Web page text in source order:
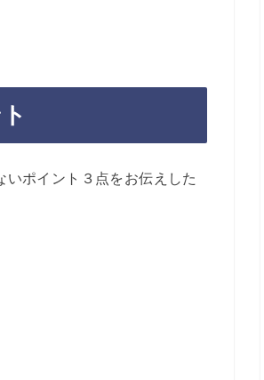
ポイント３点をお伝えした